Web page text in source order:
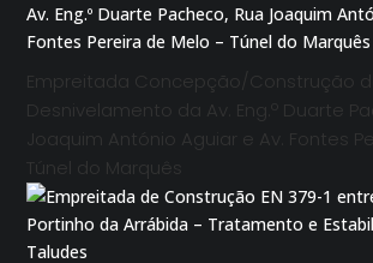
Empreitada Concepção/Construção
Desnivelamento da Av. Eng.º Duarte
Joaquim António Aguiar e Av. Fontes
Túnel do Marquês